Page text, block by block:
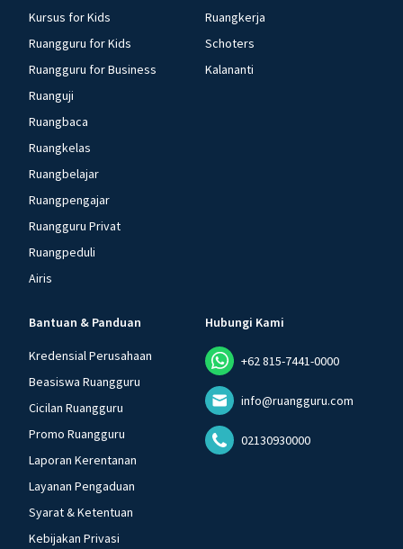
Kursus for Kids
Ruangguru for Kids
Ruangguru for Business
Ruanguji
Ruangbaca
Ruangkelas
Ruangbelajar
Ruangpengajar
Ruangguru Privat
Ruangpeduli
Airis
Ruangkerja
Schoters
Kalananti
Bantuan & Panduan
Kredensial Perusahaan
Beasiswa Ruangguru
Cicilan Ruangguru
Promo Ruangguru
Laporan Kerentanan
Layanan Pengaduan
Syarat & Ketentuan
Kebijakan Privasi
Hubungi Kami
+62 815-7441-0000
info@ruangguru.com
02130930000